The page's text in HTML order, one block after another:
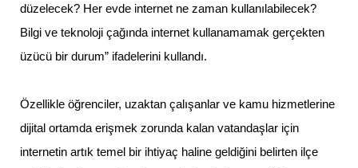
düzelecek? Her evde internet ne zaman kullanılabilecek?
Bilgi ve teknoloji çağında internet kullanamamak gerçekten
üzücü bir durum” ifadelerini kullandı.
Özellikle öğrenciler, uzaktan çalışanlar ve kamu hizmetlerine
dijital ortamda erişmek zorunda kalan vatandaşlar için
internetin artık temel bir ihtiyaç haline geldiğini belirten ilçe